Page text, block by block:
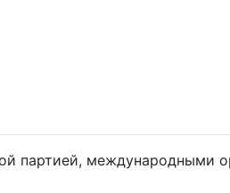
партией, международными